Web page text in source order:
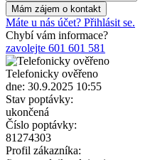
Máte u nás účet? Přihlásit se.
Chybí vám informace?
zavolejte 601 601 581
Telefonicky ověřeno
dne: 30.9.2025 10:55
Stav poptávky:
ukončená
Číslo poptávky:
81274303
Profil zákazníka: